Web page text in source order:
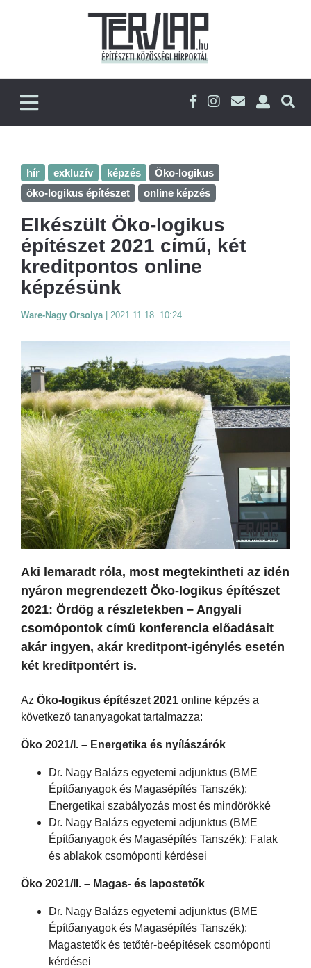
hír exkluzív képzés
Öko-logikus
öko-logikus építészet
online képzés
Elkészült Öko-logikus
építészet 2021 című, két
kreditpontos online
képzésünk
Ware-Nagy Orsolya 2021.11.18. 10:24
Aki lemaradt róla, most megtekintheti az idén
nyáron megrendezett Öko-logikus építészet
2021: Ördög a részletekben – Angyali
csomópontok című konferencia előadásait
akár ingyen, akár kreditpont-igénylés esetén
két kreditpontért is.
Az Öko-logikus építészet 2021 online képzés a
következő tananyagokat tartalmazza:
Öko 2021/I. – Energetika és nyílászárók
Dr. Nagy Balázs egyetemi adjunktus (BME
Építőanyagok és Magasépítés Tanszék):
Energetikai szabályozás most és mindörökké
Dr. Nagy Balázs egyetemi adjunktus (BME
Építőanyagok és Magasépítés Tanszék): Falak
és ablakok csomóponti kérdései
Öko 2021/II. – Magas- és lapostetők
Dr. Nagy Balázs egyetemi adjunktus (BME
Építőanyagok és Magasépítés Tanszék):
Magastetők és tetőtér-beépítések csomóponti
kérdései